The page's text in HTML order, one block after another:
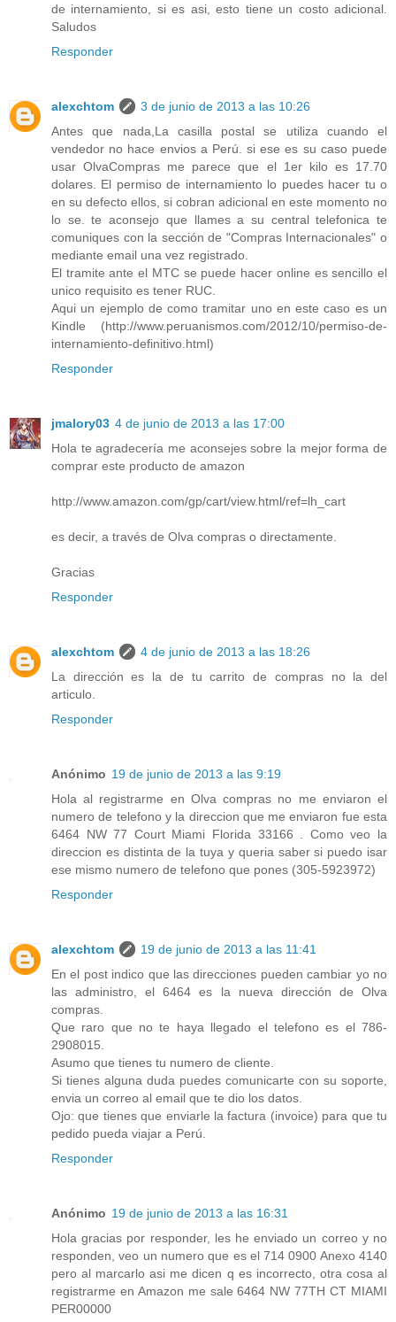
de internamiento, si es asi, esto tiene un costo adicional.
Saludos
Responder
alexchtom
3 de junio de 2013 a las 10:26
Antes que nada,La casilla postal se utiliza cuando el
vendedor no hace envios a Perú. si ese es su caso puede
usar OlvaCompras me parece que el 1er kilo es 17.70
dolares. El permiso de internamiento lo puedes hacer tu o
en su defecto ellos, si cobran adicional en este momento no
lo se. te aconsejo que llames a su central telefonica te
comuniques con la sección de "Compras Internacionales" o
mediante email una vez registrado.
El tramite ante el MTC se puede hacer online es sencillo el
unico requisito es tener RUC.
Aqui un ejemplo de como tramitar uno en este caso es un
Kindle (http://www.peruanismos.com/2012/10/permiso-de-
internamiento-definitivo.html)
Responder
jmalory03 4 de junio de 2013 a las 17:00
Hola te agradecería me aconsejes sobre la mejor forma de
comprar este producto de amazon
http://www.amazon.com/gp/cart/view.html/ref=lh_cart
es decir, a través de Olva compras o directamente.
Gracias
Responder
alexchtom
4 de junio de 2013 a las 18:26
La dirección es la de tu carrito de compras no la del
articulo.
Responder
Anónimo 19 de junio de 2013 a las 9:19
Hola al registrarme en Olva compras no me enviaron el
numero de telefono y la direccion que me enviaron fue esta
6464 NW 77 Court Miami Florida 33166 . Como veo la
direccion es distinta de la tuya y queria saber si puedo isar
ese mismo numero de telefono que pones (305-5923972)
Responder
alexchtom
19 de junio de 2013 a las 11:41
En el post indico que las direcciones pueden cambiar yo no
las administro, el 6464 es la nueva dirección de Olva
compras.
Que raro que no te haya llegado el telefono es el 786-
2908015.
Asumo que tienes tu numero de cliente.
Si tienes alguna duda puedes comunicarte con su soporte,
envia un correo al email que te dio los datos.
Ojo: que tienes que enviarle la factura (invoice) para que tu
pedido pueda viajar a Perú.
Responder
Anónimo 19 de junio de 2013 a las 16:31
Hola gracias por responder, les he enviado un correo y no
responden, veo un numero que es el 714 0900 Anexo 4140
pero al marcarlo asi me dicen q es incorrecto, otra cosa al
registrarme en Amazon me sale 6464 NW 77TH CT MIAMI
PER00000